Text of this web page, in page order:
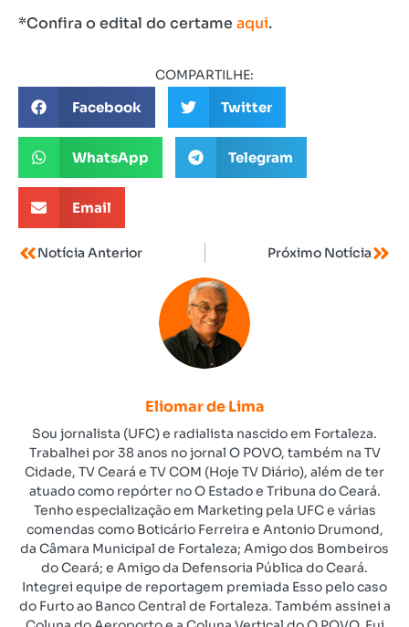
*Confira o edital do certameaqui.
COMPARTILHE:
Facebook Twitter
WhatsApp Telegram
Email
Notícia Anterior Próximo Notícia
Eliomar de Lima
Sou jornalista (UFC) e radialista nascido em Fortaleza.
Trabalhei por 38 anos no jornal O POVO, também na TV
Cidade, TV Ceará e TV COM (Hoje TV Diário), além de ter
atuado como repórter no O Estado e Tribuna do Ceará.
Tenho especialização em Marketing pela UFC e várias
comendas como Boticário Ferreira e Antonio Drumond,
da Câmara Municipal de Fortaleza; Amigo dos Bombeiros
do Ceará; e Amigo da Defensoria Pública do Ceará.
Integrei equipe de reportagem premiada Esso pelo caso
do Furto ao Banco Central de Fortaleza. Também assinei a